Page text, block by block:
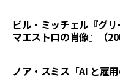
ビル・ミッチェル『グ
マエストロの肖像』（
ノア・スミス「AI と雇